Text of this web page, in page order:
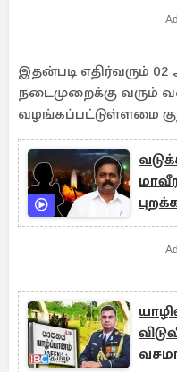
இதன்படி எதிர்வரும் 02
நடைமுறைக்கு வரும்
வழங்கப்பட்டுள்ளமை